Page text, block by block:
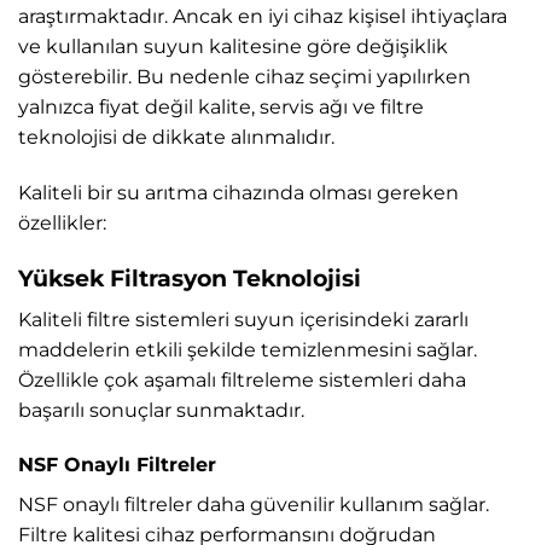
araştırmaktadır. Ancak en iyi cihaz kişisel ihtiyaçlara
ve kullanılan suyun kalitesine göre değişiklik
gösterebilir. Bu nedenle cihaz seçimi yapılırken
yalnızca fiyat değil kalite, servis ağı ve filtre
teknolojisi de dikkate alınmalıdır.
Kaliteli bir su arıtma cihazında olması gereken
özellikler:
Yüksek Filtrasyon Teknolojisi
Kaliteli filtre sistemleri suyun içerisindeki zararlı
maddelerin etkili şekilde temizlenmesini sağlar.
Özellikle çok aşamalı filtreleme sistemleri daha
başarılı sonuçlar sunmaktadır.
NSF Onaylı Filtreler
NSF onaylı filtreler daha güvenilir kullanım sağlar.
Filtre kalitesi cihaz performansını doğrudan